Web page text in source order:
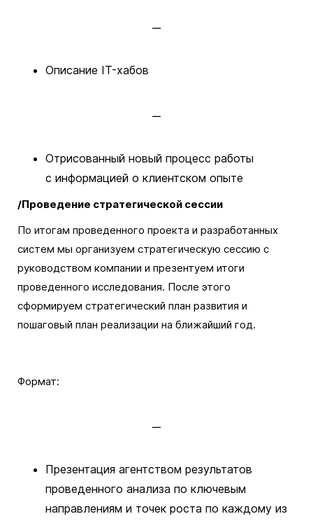
Описание IT-хабов
Отрисованный новый процесс работы
с информацией о клиентском опыте
/Проведение стратегической сессии
По итогам проведенного проекта и разработанных
систем мы организуем стратегическую сессию с
руководством компании и презентуем итоги
проведенного исследования. После этого
сформируем стратегический план развития и
пошаговый план реализации на ближайший год.
Формат:
Презентация агентством результатов
проведенного анализа по ключевым
направлениям и точек роста по каждому из